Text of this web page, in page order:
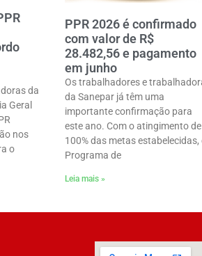
da
Geral
nos
o
PPR 2026 é confirmado
com valor de R$
28.482,56 e pagamento
em junho
Os trabalhadores e
da Sanepar já têm uma
importante confirmação para
este ano. Com o atingimento de
100% das metas estabelecidas,
Programa de
Leia mais »